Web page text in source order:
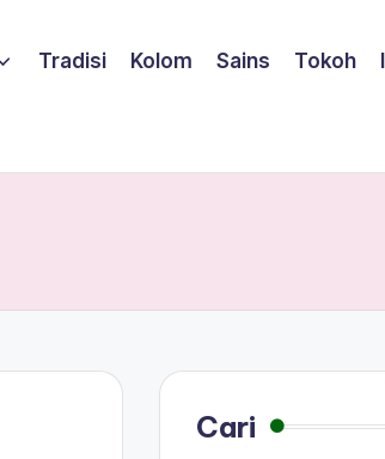
Tradisi Kolom Sains Tokoh
Cari